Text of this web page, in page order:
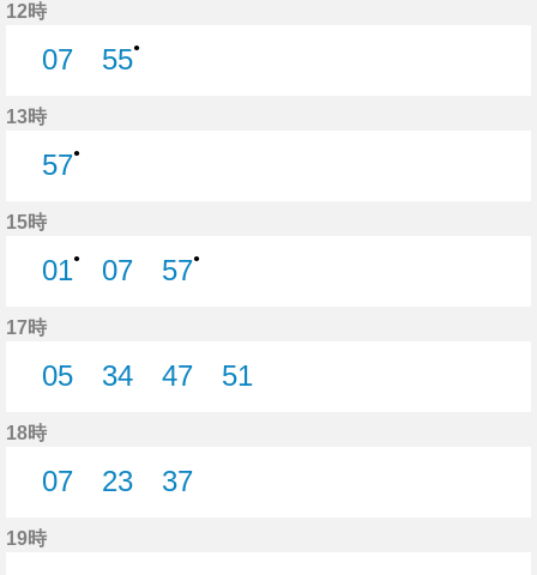
12時
07
55●
13時
57●
15時
01●
07
57●
17時
05
34
47
51
18時
07
23
37
19時